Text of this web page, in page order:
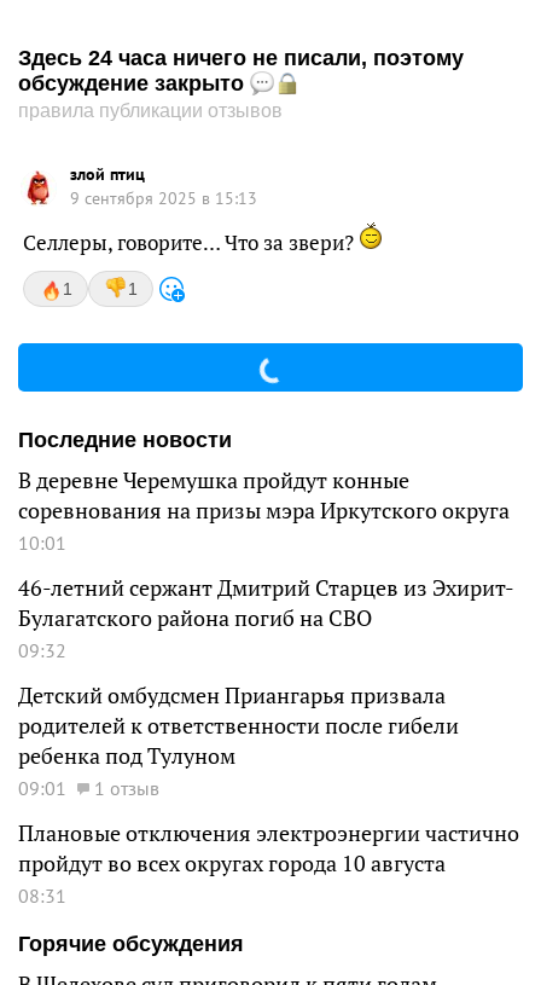
Здесь 24 часа ничего не писали, поэтому
обсуждение закрыто
правила публикации отзывов
злой птиц
9 сентября 2025 в 15:13
Селлеры, говорите… Что за звери?
1 1
Последние новости
В деревне Черемушка пройдут конные
соревнования на призы мэра Иркутского округа
10:01
46-летний сержант Дмитрий Старцев из Эхирит-
Булагатского района погиб на СВО
09:32
Детский омбудсмен Приангарья призвала
родителей к ответственности после гибели
ребенка под Тулуном
09:01 1 отзыв
Плановые отключения электроэнергии частично
пройдут во всех округах города 10 августа
08:31
Горячие обсуждения